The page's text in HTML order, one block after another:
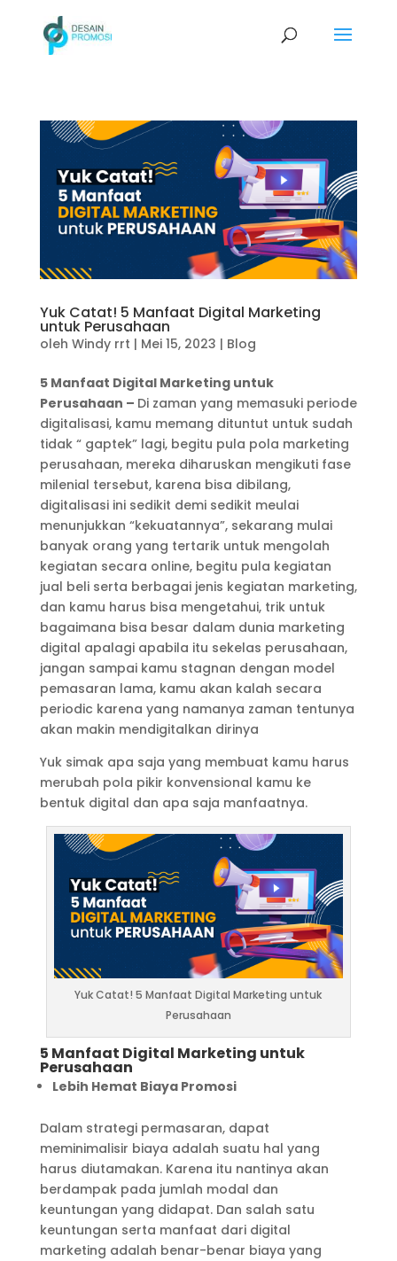
Yuk Catat! 5 Manfaat Digital Marketing
untuk Perusahaan
oleh Windy rrt | Mei 15, 2023 | Blog
5 Manfaat Digital Marketing untuk
Perusahaan – Di zaman yang memasuki periode
digitalisasi, kamu memang dituntut untuk sudah
tidak “ gaptek” lagi, begitu pula pola marketing
perusahaan, mereka diharuskan mengikuti fase
milenial tersebut, karena bisa dibilang,
digitalisasi ini sedikit demi sedikit meulai
menunjukkan “kekuatannya”, sekarang mulai
banyak orang yang tertarik untuk mengolah
kegiatan secara online, begitu pula kegiatan
jual beli serta berbagai jenis kegiatan marketing,
dan kamu harus bisa mengetahui, trik untuk
bagaimana bisa besar dalam dunia marketing
digital apalagi apabila itu sekelas perusahaan,
jangan sampai kamu stagnan dengan model
pemasaran lama, kamu akan kalah secara
periodic karena yang namanya zaman tentunya
akan makin mendigitalkan dirinya
Yuk simak apa saja yang membuat kamu harus
merubah pola pikir konvensional kamu ke
bentuk digital dan apa saja manfaatnya.
Yuk Catat! 5 Manfaat Digital Marketing untuk
Perusahaan
5 Manfaat Digital Marketing untuk
Perusahaan
Lebih Hemat Biaya Promosi
Dalam strategi permasaran, dapat
meminimalisir biaya adalah suatu hal yang
harus diutamakan. Karena itu nantinya akan
berdampak pada jumlah modal dan
keuntungan yang didapat. Dan salah satu
keuntungan serta manfaat dari digital
marketing adalah benar-benar biaya yang